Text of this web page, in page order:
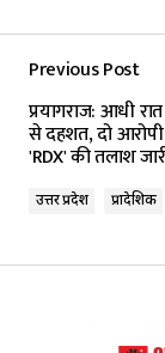
Required
Previous Post
प्रयागराज: आधी
से दहशत, दो आरोपी
'RDX' की तलाश
उत्तर प्रदेश प्रादेशिक